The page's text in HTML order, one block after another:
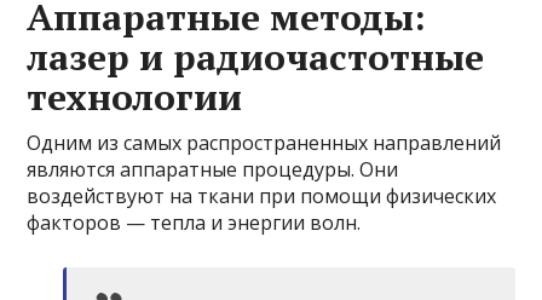
Аппаратные методы:
лазер и радиочастотные
технологии
Одним из самых распространенных направлений
являются аппаратные процедуры. Они
воздействуют на ткани при помощи физических
факторов — тепла и энергии волн.